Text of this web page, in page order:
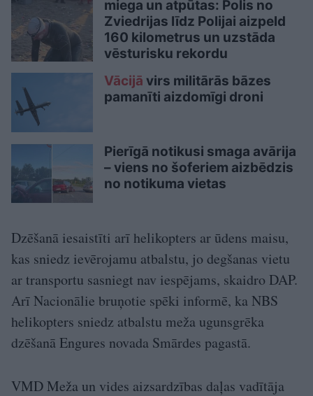
miega un atpūtas: Polis no
Zviedrijas līdz Polijai aizpeld
160 kilometrus un uzstāda
vēsturisku rekordu
Vācijā virs militārās bāzes
pamanīti aizdomīgi droni
Pierīgā notikusi smaga avārija
– viens no šoferiem aizbēdzis
no notikuma vietas
Dzēšanā iesaistīti arī helikopters ar ūdens maisu,
kas sniedz ievērojamu atbalstu, jo degšanas vietu
ar transportu sasniegt nav iespējams, skaidro DAP.
Arī Nacionālie bruņotie spēki informē, ka NBS
helikopters sniedz atbalstu meža ugunsgrēka
dzēšanā Engures novada Smārdes pagastā.
VMD Meža un vides aizsardzības daļas vadītāja